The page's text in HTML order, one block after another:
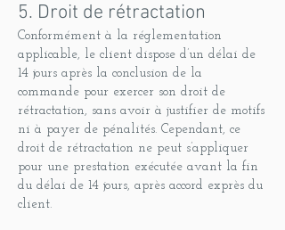
5. Droit de rétractation
Conformément à la réglementation
applicable, le client dispose d’un délai de
14 jours après la conclusion de la
commande pour exercer son droit de
rétractation, sans avoir à justifier de motifs
ni à payer de pénalités. Cependant, ce
droit de rétractation ne peut s’appliquer
pour une prestation exécutée avant la fin
du délai de 14 jours, après accord exprès du
client.